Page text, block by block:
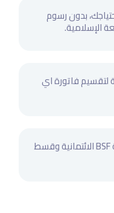
بدون رسوم
الإسلامية.
فاتورة اي
مع ياسكولز ادفع ببطاقة BSF الائتمانية وقسط